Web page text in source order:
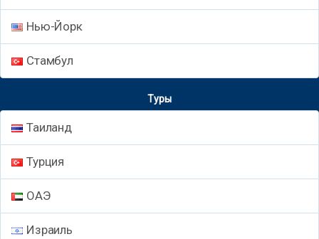
Нью-Йорк
Стамбул
Туры
Таиланд
Турция
ОАЭ
Израиль